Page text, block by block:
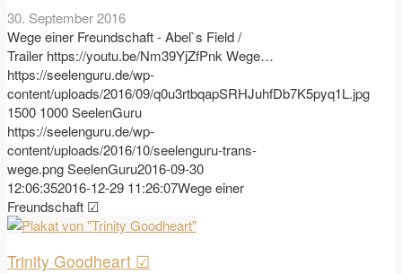
30. September 2016
Wege einer Freundschaft - Abel`s Field /
Trailer https://youtu.be/Nm39YjZfPnk Wege…
https://seelenguru.de/wp-
content/uploads/2016/09/q0u3rtbqapSRHJuhfDb7K5pyq1L.jpg
1500 1000SeelenGuru
https://seelenguru.de/wp-
content/uploads/2016/10/seelenguru-trans-
wege.pngSeelenGuru2016-09-30
12:06:352016-12-29 11:26:07Wege einer
Freundschaft ☑
Trinity Goodheart ☑